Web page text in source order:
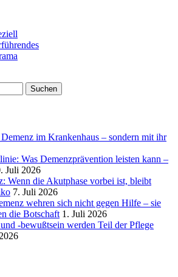
im Krankenhaus – sondern mit ihr
Was Demenzprävention leisten kann –
Juli 2026
Wenn die Akutphase vorbei ist, bleibt
7. Juli 2026
wehren sich nicht gegen Hilfe – sie
die Botschaft 1. Juli 2026
-bewußtsein werden Teil der Pflege